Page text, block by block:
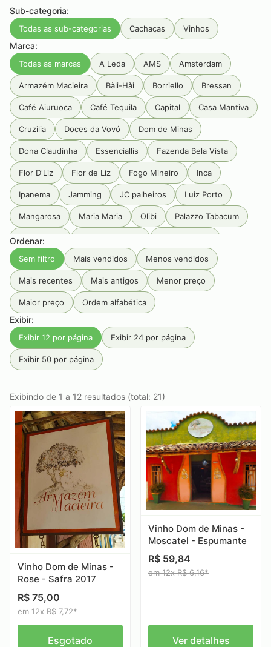
Sub-categoria:
Todas as sub-categorias Cachaças Vinhos
Marca:
Todas as marcas A Leda AMS Amsterdam
Armazém Macieira Bàli-Hài Borriello Bressan
Café Aiuruoca Café Tequila Capital Casa Mantiva
Cruzilia Doces da Vovó Dom de Minas
Dona Claudinha Essenciallis Fazenda Bela Vista
Flor D'Liz Flor de Liz Fogo Mineiro Inca
Ipanema Jamming JC palheiros Luiz Porto
Mangarosa Maria Maria Olibi Palazzo Tabacum
Pé Da Mata
Rainbow RAW Rocca Sabarabuçu Santa Rosa
Seival Serra da Campanha Serra Do Condado
Serra Do Papagaio Serra dos Garcias
Tabaquito Terras de Aiuru Tiê Unique
Vale do Jacu Zélia
Ordenar:
Sem filtro Mais vendidos Menos vendidos
Mais recentes Mais antigos Menor preço
Maior preço Ordem alfabética
Exibir:
Exibir 12 por página Exibir 24 por página
Exibir 50 por página
Exibindo de 1 a 12 resultados (total: 21)
Vinho Dom de Minas -
Rose - Safra 2017
R$ 75,00
em 12x R$ 7,72*
Esgotado
Vinho Dom de Minas -
Moscatel - Espumante
R$ 59,84
em 12x R$ 6,16*
Ver detalhes